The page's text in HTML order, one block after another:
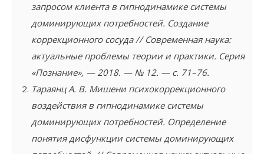
запросом клиента в гипнодинамике системы
доминирующих потребностей. Создание
коррекционного сосуда // Современная наука:
актуальные проблемы теории и практики. Серия
«Познание», — 2018. — № 12. — с. 71–76.
Тараянц А. В. Мишени психокоррекционного
воздействия в гипнодинамике системы
доминирующих потребностей. Определение
понятия дисфункции системы доминирующих